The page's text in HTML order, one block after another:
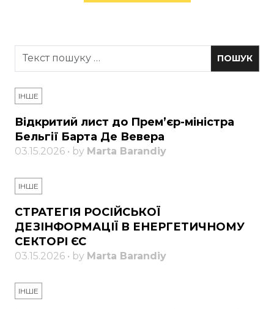
ІНШЕ
Відкритий лист до Прем’єр-міністра
Бельгії Барта Де Вевера
03.15.2026 • by Marta Barandiy
ІНШЕ
СТРАТЕГІЯ РОСІЙСЬКОЇ
ДЕЗІНФОРМАЦІЇ В ЕНЕРГЕТИЧНОМУ
СЕКТОРІ ЄС
03.15.2026 • by Marta Barandiy
ІНШЕ